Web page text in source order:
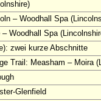
– Woodhall Spa
Woodhall Spa
zwei kurze Abschnitte
Trail: Measham – Moira
Glenfield